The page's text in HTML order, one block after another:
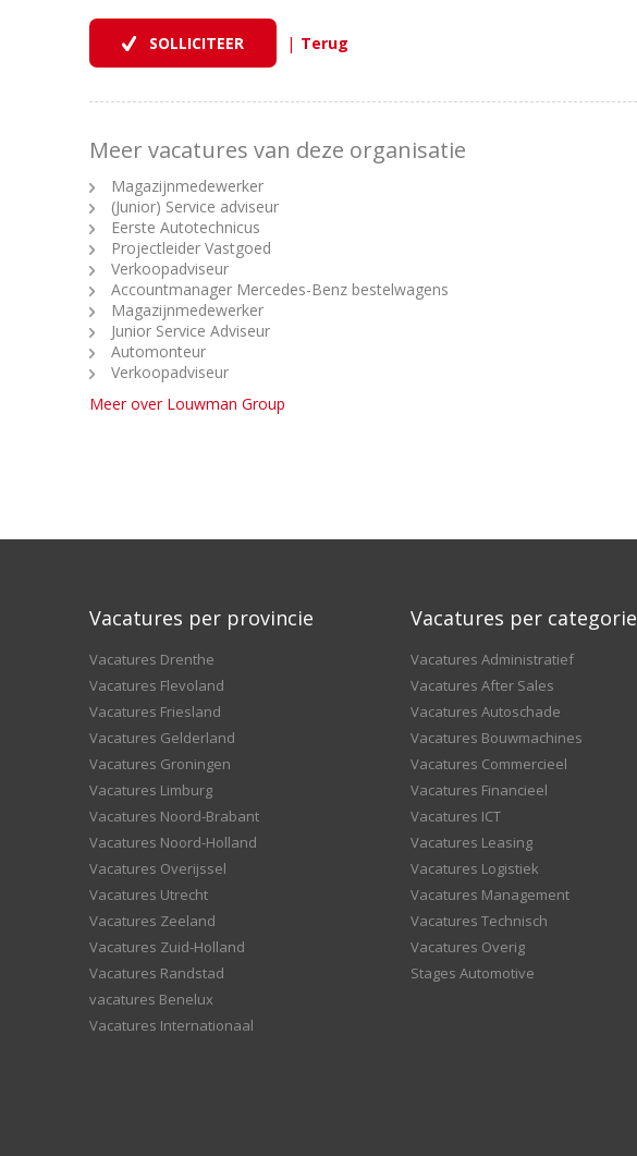
|
Meer vacatures van deze organisatie
Magazijnmedewerker
(Junior) Service adviseur
Eerste Autotechnicus
Projectleider Vastgoed
Verkoopadviseur
Accountmanager Mercedes-Benz bestelwagens
Magazijnmedewerker
Junior Service Adviseur
Automonteur
Verkoopadviseur
Meer over Louwman Group
Vacatures per provincie
Vacatures Drenthe
Vacatures Flevoland
Vacatures Friesland
Vacatures Gelderland
Vacatures Groningen
Vacatures Limburg
Vacatures Noord-Brabant
Vacatures Noord-Holland
Vacatures Overijssel
Vacatures Utrecht
Vacatures Zeeland
Vacatures Zuid-Holland
Vacatures Randstad
vacatures Benelux
Vacatures Internationaal
Vacatures per categorie
Vacatures Administratief
Vacatures After Sales
Vacatures Autoschade
Vacatures Bouwmachines
Vacatures Commercieel
Vacatures Financieel
Vacatures ICT
Vacatures Leasing
Vacatures Logistiek
Vacatures Management
Vacatures Technisch
Vacatures Overig
Stages Automotive